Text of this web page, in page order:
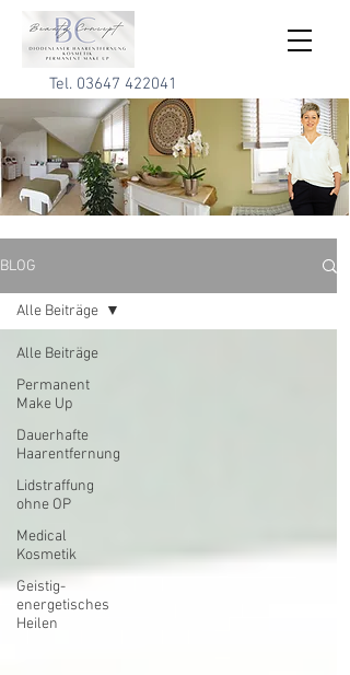
Tel. 03647 422041
BLOG
Alle Beiträge
Permanent
Make Up
Dauerhafte
Haarentfernung
Lidstraffung
ohne OP
Medical
Kosmetik
Geistig-
energetisches
Heilen
Alle Beiträge